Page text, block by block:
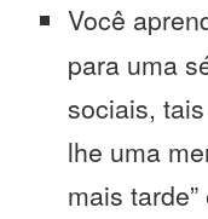
Você
para uma
sociais,
lhe uma
mais